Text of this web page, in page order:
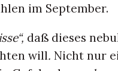
im September.
daß dieses
will. Nicht nur